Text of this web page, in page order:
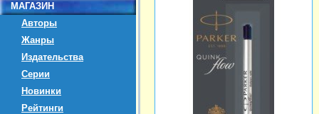
МАГАЗИН
Авторы
Жанры
Издательства
Серии
Новинки
Рейтинги